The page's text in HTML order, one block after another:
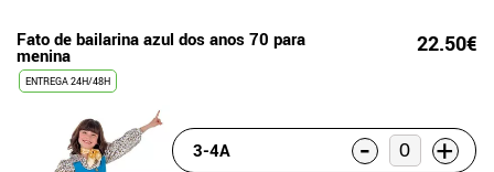
Fato de bailarina azul dos anos 70 para
menina 22.50€
ENTREGA 24H/48H
3-4A - +